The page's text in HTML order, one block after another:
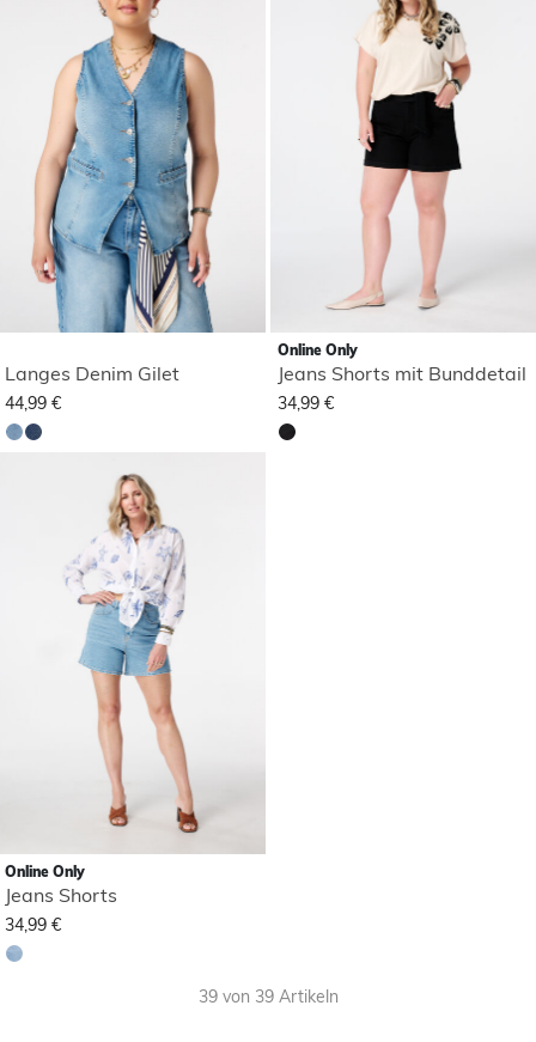
Langes Denim Gilet
44,99 €
Online Only
Jeans Shorts mit Bunddetail
34,99 €
Online Only
Jeans Shorts
34,99 €
39 von 39 Artikeln